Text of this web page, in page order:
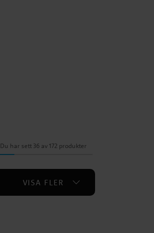
Du har sett 36 av 172 produkter
VISA FLER